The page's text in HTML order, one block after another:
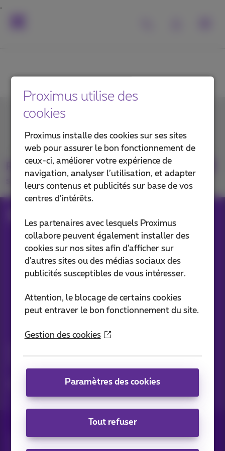
Proximus utilise des
cookies
Proximus installe des cookies sur ses sites
web pour assurer le bon fonctionnement de
ceux-ci, améliorer votre expérience de
navigation, analyser l’utilisation, et adapter
leurs contenus et publicités sur base de vos
centres d’intérêts.
Les partenaires avec lesquels Proximus
collabore peuvent également installer des
cookies sur nos sites afin d’afficher sur
d'autres sites ou des médias sociaux des
publicités susceptibles de vous intéresser.
Attention, le blocage de certains cookies
peut entraver le bon fonctionnement du site.
Gestion des cookies
Paramètres des cookies
Tout refuser
Retrouvez-nous
Nos applications
Vos actus par e-mail
Oui, je suis curieux!
Tous droits réservés. ©2026Proximus